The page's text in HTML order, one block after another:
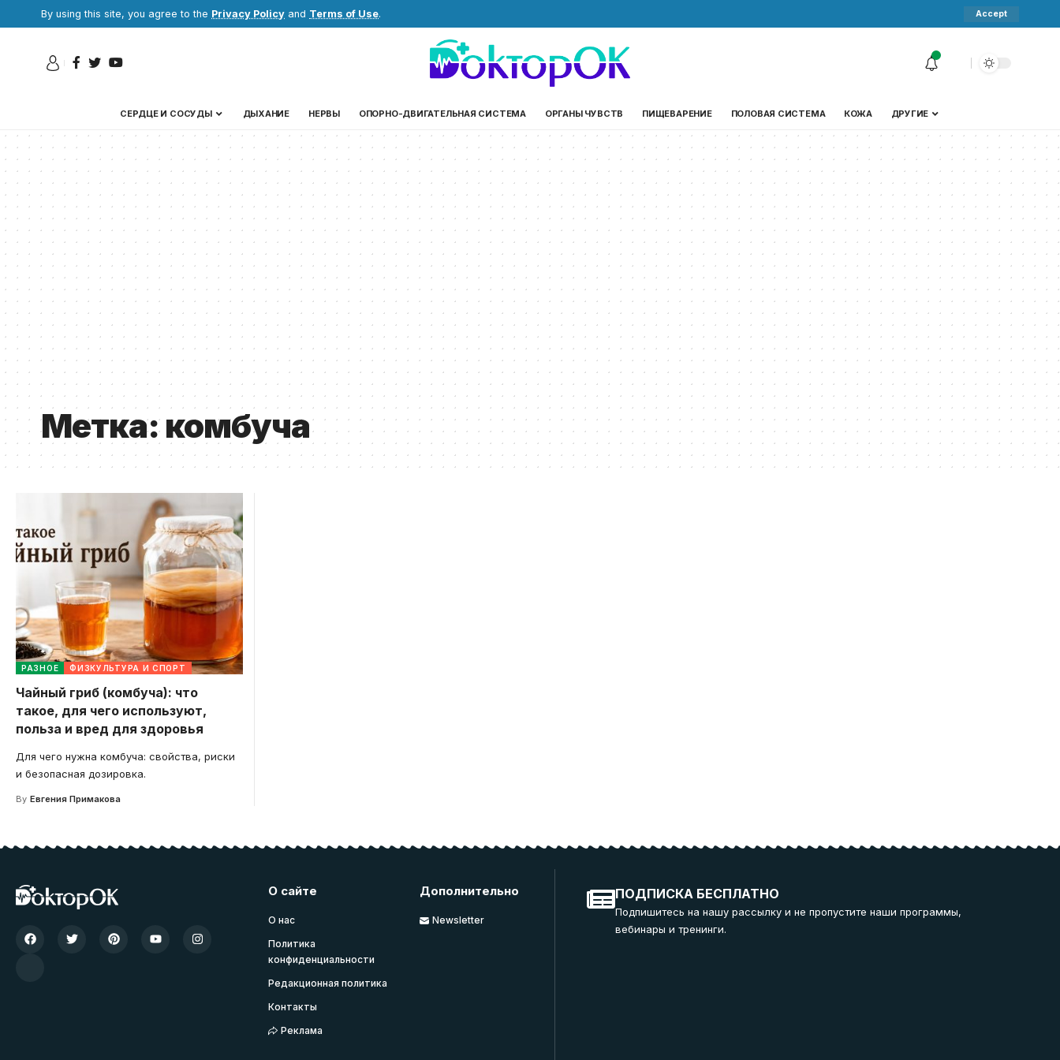
By using this site, you agree to the Privacy Policy and Terms of Use. Accept
СЕРДЦЕ И СОСУДЫ ДЫХАНИЕ НЕРВЫ ОПОРНО-ДВИГАТЕЛЬНАЯ СИСТЕМА ОРГАНЫ ЧУВСТВ ПИЩЕВАРЕНИЕ ПОЛОВАЯ СИСТЕМА КОЖА ДРУГИЕ
Метка:комбуча
РАЗНОЕ ФИЗКУЛЬТУРА И СПОРТ
Чайный гриб (комбуча): что
такое, для чего используют,
польза и вред для здоровья
Для чего нужна комбуча: свойства, риски
и безопасная дозировка.
By Евгения Примакова
О сайте
О нас
Политика
конфиденциальности
Редакционная политика
Контакты
Реклама
Дополнительно
Newsletter
ПОДПИСКА БЕСПЛАТНО
Подпишитесь на нашу рассылку и не пропустите наши программы,
вебинары и тренинги.